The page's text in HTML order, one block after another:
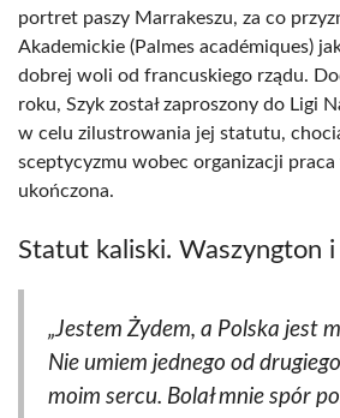
portret paszy Marrakeszu, za co
Akademickie (Palmes académiques)
dobrej woli od francuskiego rządu.
roku, Szyk został zaproszony do Ligi
w celu zilustrowania jej statutu,
sceptycyzmu wobec organizacji praca
ukończona.
Statut kaliski. Waszyngton i
„Jestem Żydem, a Polska jest
Nie umiem jednego od
moim sercu. Bolał mnie spór